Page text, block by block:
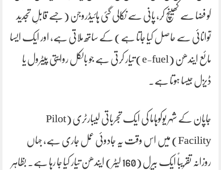
کو فضا سے کھینچ کر، پانی سے نکالی گئی ہائیڈروجن (جسے قابلِ تجدید
توانائی سے حاصل کیا جاتا ہے) کے ساتھ ملاتی ہے، اور ایک ایسا
مائع ایندھن (e-fuel) تیار کرتی ہے جو بالکل روایتی پیٹرول یا
ڈیزل جیسا ہوتا ہے۔
جاپان کے شہر یوکوہاما کی ایک تجرباتی لیبارٹری (Pilot
Facility) میں اس وقت یہ جادوئی عمل جاری ہے، جہاں
روزانہ تقریباً ایک بیرل (160 لیٹر) ایندھن تیار کیا جا رہا ہے۔ بظاہر